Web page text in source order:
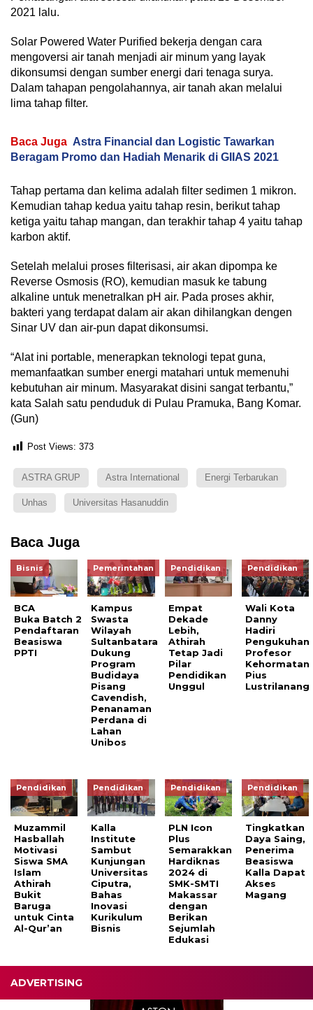
2021 lalu.
Solar Powered Water Purified bekerja dengan cara
mengoversi air tanah menjadi air minum yang layak
dikonsumsi dengan sumber energi dari tenaga surya.
Dalam tahapan pengolahannya, air tanah akan melalui
lima tahap filter.
Baca Juga Astra Financial dan Logistic Tawarkan
Beragam Promo dan Hadiah Menarik di GIIAS 2021
Tahap pertama dan kelima adalah filter sedimen 1 mikron.
Kemudian tahap kedua yaitu tahap resin, berikut tahap
ketiga yaitu tahap mangan, dan terakhir tahap 4 yaitu tahap
karbon aktif.
Setelah melalui proses filterisasi, air akan dipompa ke
Reverse Osmosis (RO), kemudian masuk ke tabung
alkaline untuk menetralkan pH air. Pada proses akhir,
bakteri yang terdapat dalam air akan dihilangkan dengen
Sinar UV dan air-pun dapat dikonsumsi.
“Alat ini portable, menerapkan teknologi tepat guna,
memanfaatkan sumber energi matahari untuk memenuhi
kebutuhan air minum. Masyarakat disini sangat terbantu,”
kata Salah satu penduduk di Pulau Pramuka, Bang Komar.
(Gun)
Post Views: 373
ASTRA GRUP Astra International Energi Terbarukan
Unhas Universitas Hasanuddin
Baca Juga
Bisnis
BCA
Buka Batch 2
Pendaftaran
Beasiswa
PPTI
Pemerintahan
Kampus
Swasta
Wilayah
Sultanbatara
Dukung
Program
Budidaya
Pisang
Cavendish,
Penanaman
Perdana di
Lahan
Unibos
Pendidikan
Empat
Dekade
Lebih,
Athirah
Tetap Jadi
Pilar
Pendidikan
Unggul
Pendidikan
Wali Kota
Danny
Hadiri
Pengukuhan
Profesor
Kehormatan
Pius
Lustrilanang
Pendidikan
Muzammil
Hasballah
Motivasi
Siswa SMA
Islam
Athirah
Bukit
Baruga
untuk Cinta
Al-Qur’an
Pendidikan
Kalla
Institute
Sambut
Kunjungan
Universitas
Ciputra,
Bahas
Inovasi
Kurikulum
Bisnis
Pendidikan
PLN Icon
Plus
Semarakkan
Hardiknas
2024 di
SMK-SMTI
Makassar
dengan
Berikan
Sejumlah
Edukasi
Pendidikan
Tingkatkan
Daya Saing,
Penerima
Beasiswa
Kalla Dapat
Akses
Magang
ADVERTISING